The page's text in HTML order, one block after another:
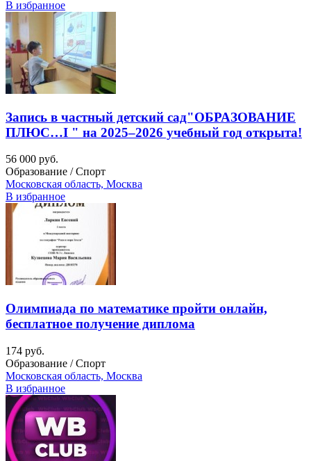
В избранное
Запись в частный детский сад"ОБРАЗОВАНИЕ
ПЛЮС…I " на 2025–2026 учебный год открыта!
56 000 руб.
Образование / Спорт
Московская область, Москва
В избранное
Олимпиада по математике пройти онлайн,
бесплатное получение диплома
174 руб.
Образование / Спорт
Московская область, Москва
В избранное